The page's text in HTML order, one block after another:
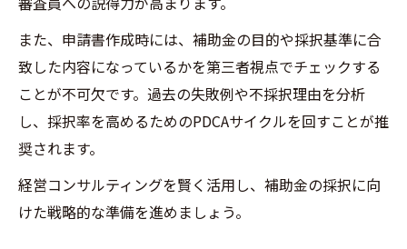
また、申請書作成時には、補助金の目的や採択基準に合
致した内容になっているかを第三者視点でチェックする
ことが不可欠です。過去の失敗例や不採択理由を分析
し、採択率を高めるためのPDCAサイクルを回すことが推
奨されます。
経営コンサルティングを賢く活用し、補助金の採択に向
けた戦略的な準備を進めましょう。